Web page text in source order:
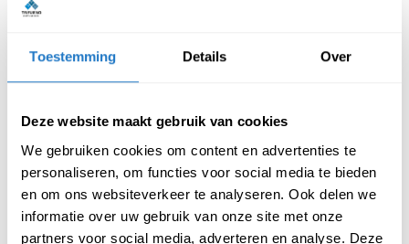
Toestemming Details Over
Deze website maakt gebruik van cookies
We gebruiken cookies om content en advertenties te
personaliseren, om functies voor social media te bieden
en om ons websiteverkeer te analyseren. Ook delen we
informatie over uw gebruik van onze site met onze
partners voor social media, adverteren en analyse. Deze
Vergaderstoel wielen –
Swift
Wolvilt basic – met
armleuningen